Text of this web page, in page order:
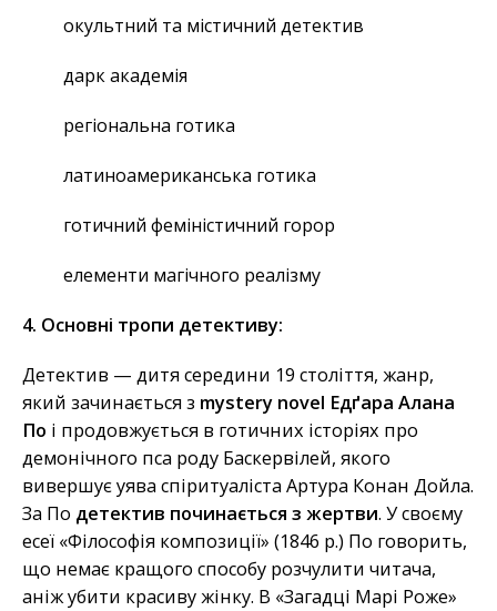
окультний та містичний детектив
дарк академія
регіональна готика
латиноамериканська готика
готичний феміністичний горор
елементи магічного реалізму
4. Основні тропи детективу:
Детектив — дитя середини 19 століття, жанр,
який зачинається з mystery novel Едґара Алана
По і продовжується в готичних історіях про
демонічного пса роду Баскервілей, якого
вивершує уява спіритуаліста Артура Конан Дойла.
За По детектив починається з жертви. У своєму
есеї «Філософія композиції» (1846 р.) По говорить,
що немає кращого способу розчулити читача,
аніж убити красиву жінку. В «Загадці Марі Роже»